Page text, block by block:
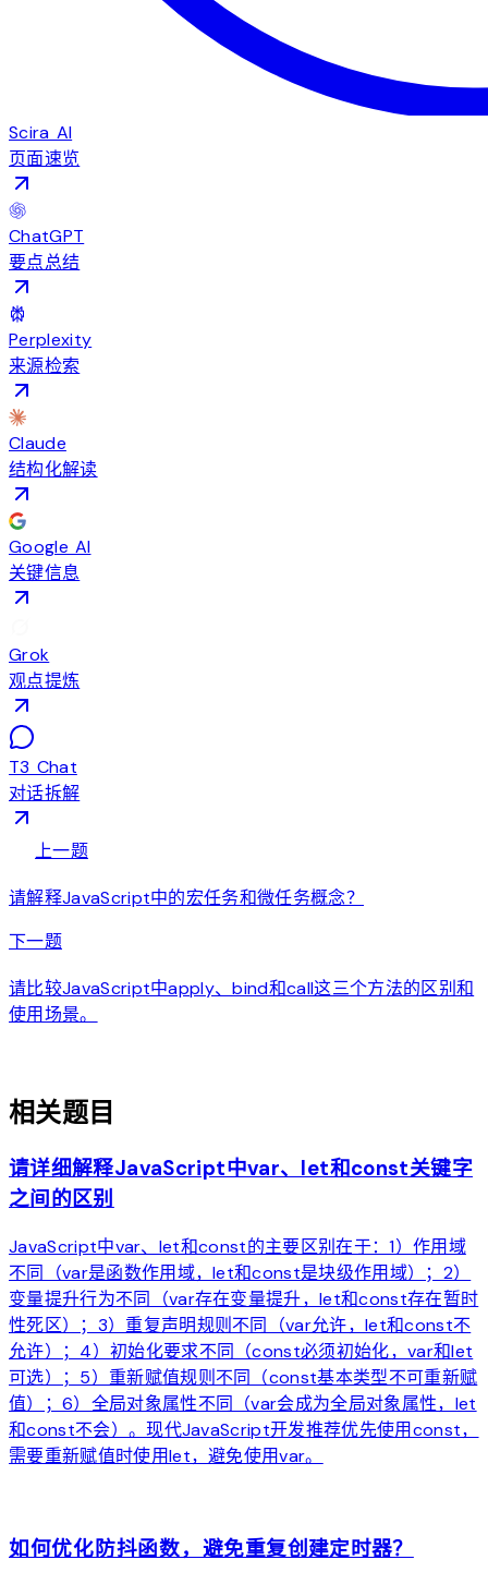
Scira AI
页面速览
ChatGPT
要点总结
Perplexity
来源检索
Claude
结构化解读
Google AI
关键信息
Grok
观点提炼
T3 Chat
对话拆解
上一题
请解释JavaScript中的宏任务和微任务概念？
下一题arrow_forward
请比较JavaScript中apply、bind和call这三个方法的区别和
使用场景。
相关题目
请详细解释JavaScript中var、let和const关键字
之间的区别
JavaScript中var、let和const的主要区别在于：1）作用域
不同（var是函数作用域，let和const是块级作用域）；2）
变量提升行为不同（var存在变量提升，let和const存在暂时
性死区）；3）重复声明规则不同（var允许，let和const不
允许）；4）初始化要求不同（const必须初始化，var和let
可选）；5）重新赋值规则不同（const基本类型不可重新赋
值）；6）全局对象属性不同（var会成为全局对象属性，let
和const不会）。现代JavaScript开发推荐优先使用const，
需要重新赋值时使用let，避免使用var。
如何优化防抖函数，避免重复创建定时器？